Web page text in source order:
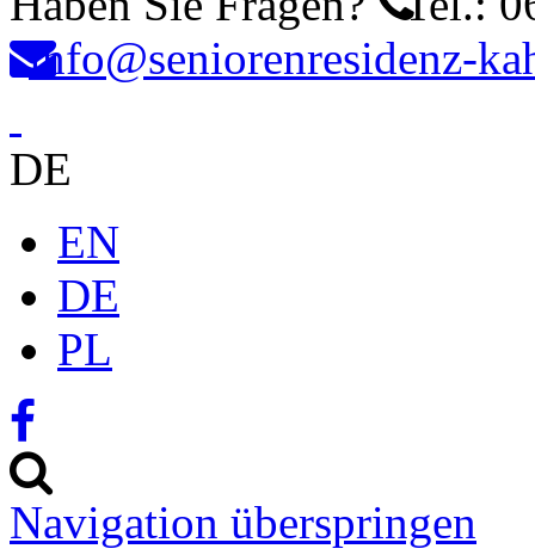
info@seniorenresidenz-
DE
EN
DE
PL
Navigation überspringen